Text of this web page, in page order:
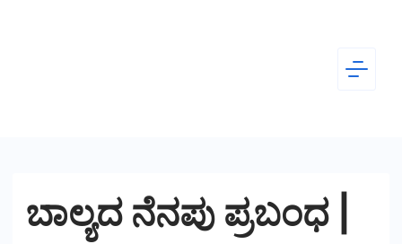
Kannada
ಬಾಲ್ಯದ ನೆನಪು ಪ್ರಬಂಧ |